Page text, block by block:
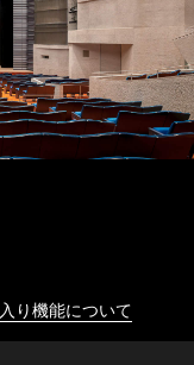
り機能について